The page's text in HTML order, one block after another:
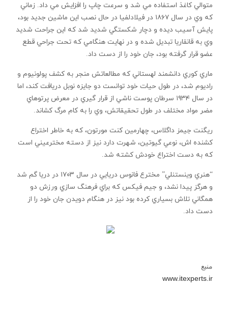
متوالي کاغذ استفاده مي شد و سرعت چاپ را افزايش مي داد. زماني
که وي در سال ۱۸۶۷ در فيلادلفيا در حال نصب اين ماشين جديد بود،
پايش آسيب ديده و دچار شکستگي شديد شد که اين جراحت شديد
وي به قانقاريا تبديل شده و در نهايت هنگامي که تحت جراحي قطع
عضو قرار گرفته بود، جان خود را از دست داد.
ماري کوري دانشمند لهستاني که مطالعاتش منجر به کشف پولونيوم و
راديوم شد، در طول حيات خود توانست دو جايزه نوبل دريافت کند، اما
در سال ۱۹۳۴ سرطان پوست ناشي از قرار گيري در معرض پرتوهاي
مضر مواد مختلف در طول تحقيقاتش، وي را به کام مرگ کشاند.
ريگنت جيمز داگلاس، چهارمين کنت مورتون، که به خاطر اختراع
کشنده اش، نوعي گيوتين، شهرت دارد نيز از دسته مخترعيني است
که به دست اختراع خودش کشته شد.
“هنري وينستنلي” مخترع فانوس دريايي در سال ۱۷۰۳ در دريا گم شد
و هرگز پيدا نشد، و جيم فيکس که براي فرهنگ سازي ورزش دو
همگاني تلاش بسياري کرده بود نيز در هنگام دويدن جان خود را از
دست داد.
منبع
www.itexperts.ir